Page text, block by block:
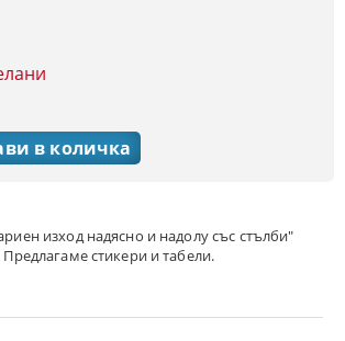
изход надясно и надолу със стълби"
стикери и табели.